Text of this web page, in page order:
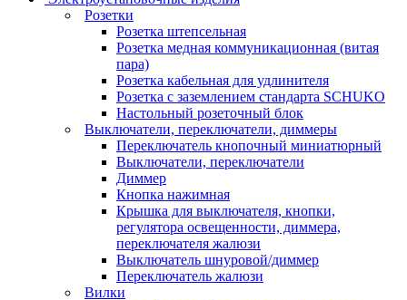
Розетки
Розетка штепсельная
Розетка медная коммуникационная (витая
пара)
Розетка кабельная для удлинителя
Розетка с заземлением стандарта SCHUKO
Настольный розеточный блок
Выключатели, переключатели, диммеры
Переключатель кнопочный миниатюрный
Выключатели, переключатели
Диммер
Кнопка нажимная
Крышка для выключателя, кнопки,
регулятора освещенности, диммера,
переключателя жалюзи
Выключатель шнуровой/диммер
Переключатель жалюзи
Вилки